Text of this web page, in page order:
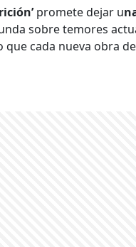
promete dejar u
sobre temores
cada nueva obra